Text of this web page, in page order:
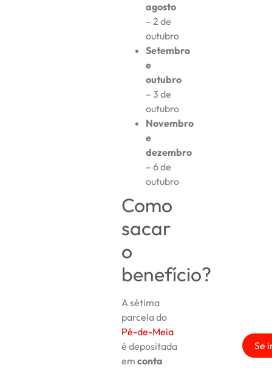
agosto
– 2 de
outubro
Setembro
e
outubro
– 3 de
outubro
Novembro
e
dezembro
– 6 de
outubro
Como
sacar
o
benefício?
A sétima
parcela do
Pé-de-Meia
é depositada
emconta
Se